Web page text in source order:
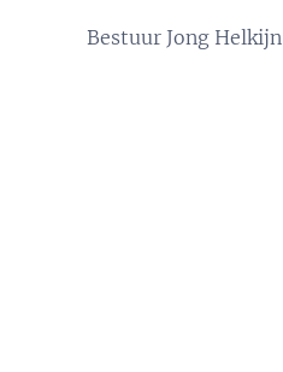
Bestuur Jong Helkijn